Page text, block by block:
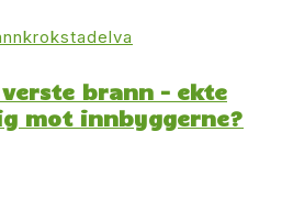
brann – ekte
mot innbyggerne?